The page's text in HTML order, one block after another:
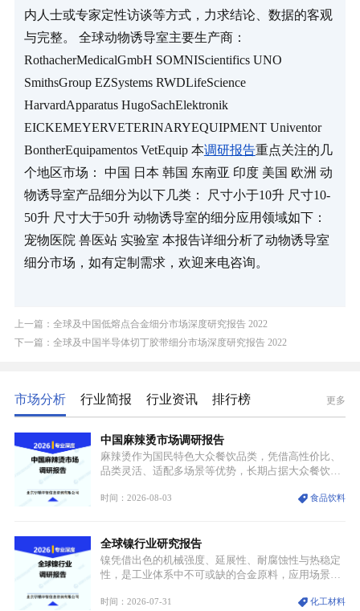
内人士或专家定性访谈等方式，力求结论、数据的客观
与完整。 全球动物诱导室主要生产商：
RothacherMedicalGmbH SOMNIScientifics UNO
SmithsGroup EZSystems RWDLifeScience
HarvardApparatus HugoSachElektronik
EICKEMEYERVETERINARYEQUIPMENT Univentor
BontherEquipamentos VetEquip 本调研报告重点关注的几
个地区市场： 中国 日本 韩国 东南亚 印度 美国 欧洲 动
物诱导室产品细分为以下几类： 尺寸小于10升 尺寸10-
50升 尺寸大于50升 动物诱导室的细分应用领域如下：
宠物医院 兽医站 实验室 本报告详细分析了动物诱导室
细分市场，如有定制需求，欢迎来电咨询。
上一篇：全球及中国低熔点合金细分市场深度研究报告 2022
下一篇：全球及中国半导体切丁胶带细分市场深度研究报告 2022
市场分析 行业简报 行业资讯 排行榜 更多
中国麻辣烫市场调研报告
麻辣烫作为国民特色大众餐饮品类，凭借高性价比、
品类灵活、适配多场景等优势，长期占据大众餐饮重
型，叠加消费需求升级、线上流量变革、新零售业态
特点，在消费、创业、政策、技术多重驱动下，依旧
具备强劲的发展活力。
时间：2026-08-03 食品饮料
全球镍行业研究报告
镍凭借出色的机械强度、延展性、耐腐蚀性与热稳定
性，是工业体系中不可或缺的合金原料，应用场景横
用价值难以被替代。依托理化优势，镍被全球主要经
时间：2026-07-31 化工材料